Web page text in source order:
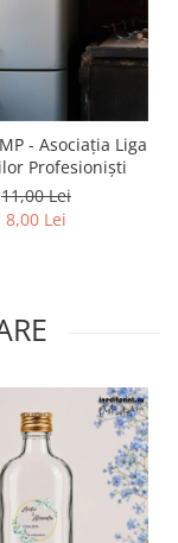
- Asociația Liga
Profesioniști
11,00 Lei
8,00 Lei